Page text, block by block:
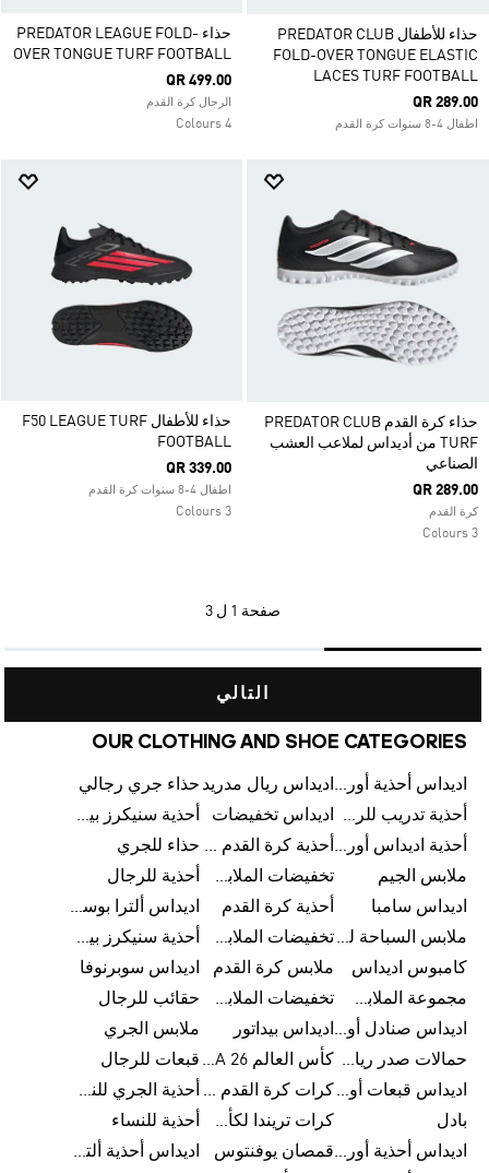
حذاء للأطفال PREDATOR CLUB
FOLD-OVER TONGUE ELASTIC
LACES TURF FOOTBALL
QR 289.00
اطفال 4-8 سنوات كرة القدم
حذاء PREDATOR LEAGUE FOLD-
OVER TONGUE TURF FOOTBALL
QR 499.00
الرجال كرة القدم
4 Colours
حذاء كرة القدم PREDATOR CLUB
TURF من أديداس لملاعب العشب
الصناعي
QR 289.00
كرة القدم
3 Colours
حذاء للأطفال ‏F50 LEAGUE TURF
FOOTBALL
QR 339.00
اطفال 4-8 سنوات كرة القدم
3 Colours
صفحة 1 ل 3
التالي
OUR CLOTHING AND SHOE CATEGORIES
اديداس أحذية أورجينالز اديداس ريال مدريد حذاء جري رجالي
أحذية تدريب للرجال
اديداس تخفيضات
أحذية سنيكرز بيضاء للرجال
أحذية اديداس أورجينال للنساء
أحذية كرة القدم للرجال حذاء للجري
ملابس الجيم
تخفيضات الملابس للأطفال
أحذية للرجال
اديداس سامبا
أحذية كرة القدم
اديداس ألترا بوست
ملابس السباحة للرجال
تخفيضات الملابس الرياضية
أحذية سنيكرز بيضاء للرجال
كامبوس اديداس
ملابس كرة القدم
اديداس سوبرنوفا
مجموعة الملابس الرياضية
تخفيضات الملابس للرجال
حقائب للرجال
اديداس صنادل أورجينال للنساء اديداس بيداتور
ملابس الجري
حمالات صدر رياضية
كأس العالم FIFA 26™ قبعات للرجال
اديداس قبعات أورجينال للرجال
كرات كرة القدم للرجال
أحذية الجري للنساء
بادل
كرات تريندا لكأس العالم FIFA 26™
أحذية للنساء
اديداس أحذية أورجينال للرجالقمصان يوفنتوس
اديداس أحذية ألترا بوست للرجال